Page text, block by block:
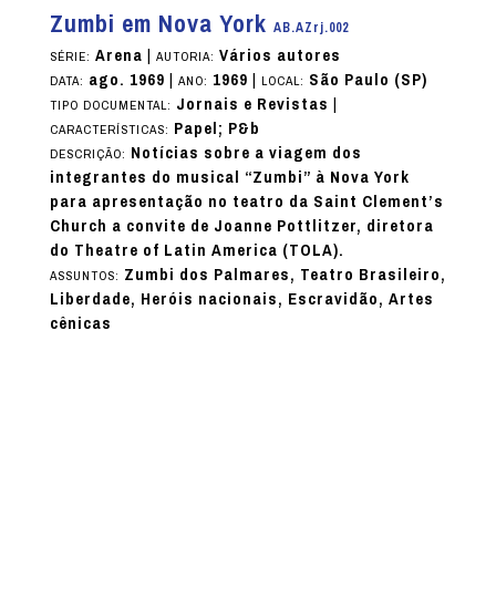
Zumbi em Nova York AB.AZrj.002
SÉRIE: Arena| AUTORIA: Vários autores
DATA: ago. 1969| ANO: 1969| LOCAL: São Paulo (SP)
TIPO DOCUMENTAL: Jornais e Revistas |
CARACTERÍSTICAS: Papel; P&b
DESCRIÇÃO: Notícias sobre a viagem dos
integrantes do musical “Zumbi” à Nova York
para apresentação no teatro da Saint Clement’s
Church a convite de Joanne Pottlitzer, diretora
do Theatre of Latin America (TOLA).
ASSUNTOS: Zumbi dos Palmares, Teatro Brasileiro,
Liberdade, Heróis nacionais, Escravidão, Artes
cênicas